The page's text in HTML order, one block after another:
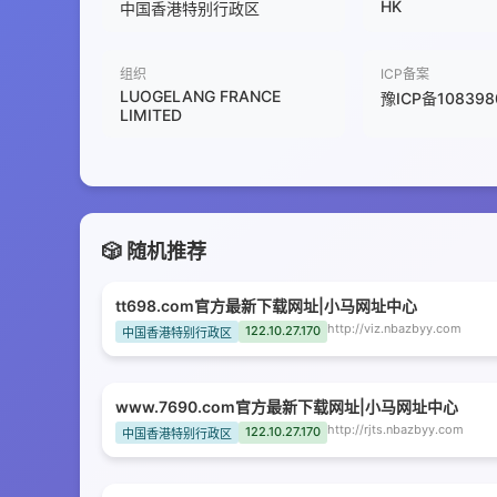
中国香港特别行政区 HK
组织
LUOGELANG FRANCE
LIMITED
ICP备案
豫ICP备
🎲 随机推荐
tt698.com官方最新下载网址|小马网址中心
中国香港特别行政区 122.10.27.170 http://viz.nbazbyy.com
www.7690.com官方最新下载网址|小马网址中心
中国香港特别行政区 122.10.27.170 http://rjts.nbazbyy.com